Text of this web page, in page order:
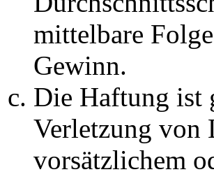
mittelbare
Gewinn.
Die Haftung ist
Verletzung von
vorsätzlichem